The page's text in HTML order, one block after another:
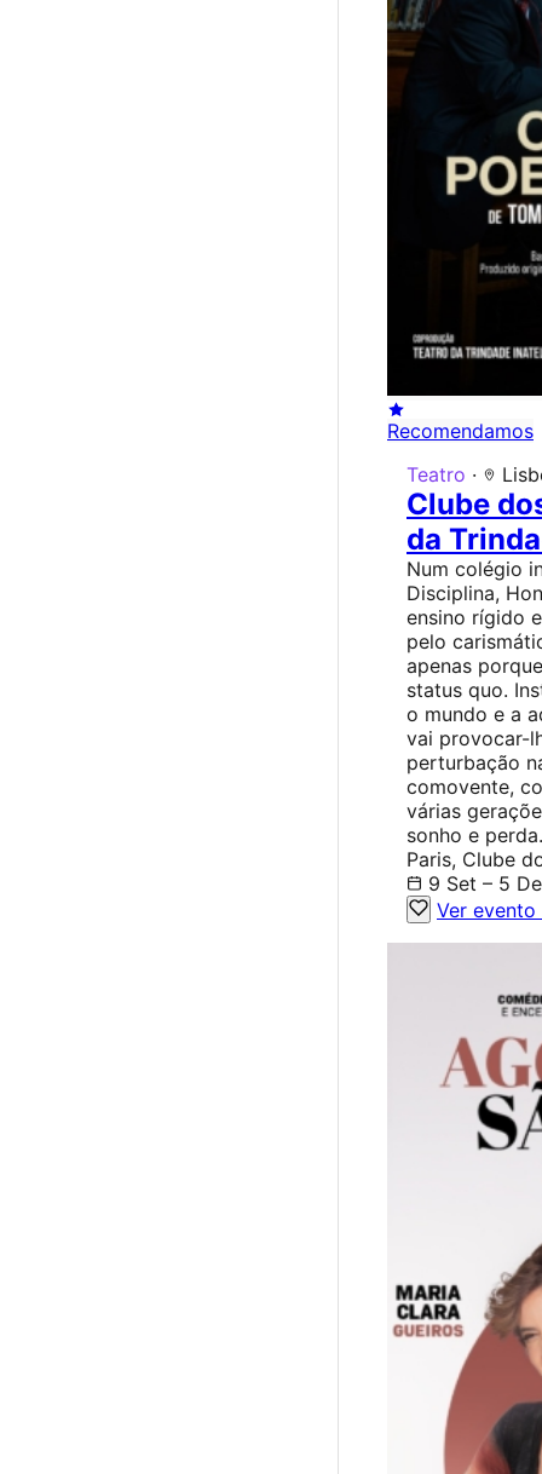
Recomendamos
Teatro ·
Clube
da
Num colégio
Disciplina,
ensino rígido
pelo
apenas
status quo.
o mundo e a
vai provocar-
perturbação
comovente,
várias
sonho e
Paris, Clube
9 Set – 5
Ver